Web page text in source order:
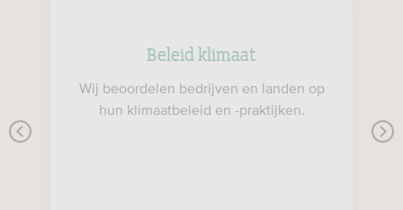
Beleid klimaat
Wij beoordelen bedrijven en landen op
hun klimaatbeleid en -praktijken.